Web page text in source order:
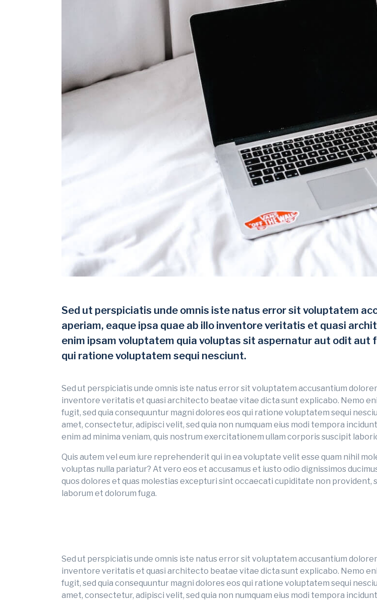
Sed ut perspiciatis unde omnis iste natus error sit voluptatem
aperiam, eaque ipsa quae ab illo inventore veritatis et quasi
enim ipsam voluptatem quia voluptas sit aspernatur aut odit aut
qui ratione voluptatem sequi nesciunt.
Sed ut perspiciatis unde omnis iste natus error sit voluptatem accusantium
inventore veritatis et quasi architecto beatae vitae dicta sunt explicabo. Nemo
fugit, sed quia consequuntur magni dolores eos qui ratione voluptatem sequi
amet, consectetur, adipisci velit, sed quia non numquam eius modi tempora
enim ad minima veniam, quis nostrum exercitationem ullam corporis suscipit
Quis autem vel eum iure reprehenderit qui in ea voluptate velit esse quam nihil
voluptas nulla pariatur? At vero eos et accusamus et iusto odio dignissimos
quos dolores et quas molestias excepturi sint occaecati cupiditate non provident,
laborum et dolorum fuga.
Sed ut perspiciatis unde omnis iste natus error sit voluptatem accusantium
inventore veritatis et quasi architecto beatae vitae dicta sunt explicabo. Nemo
fugit, sed quia consequuntur magni dolores eos qui ratione voluptatem sequi
amet, consectetur, adipisci velit, sed quia non numquam eius modi tempora